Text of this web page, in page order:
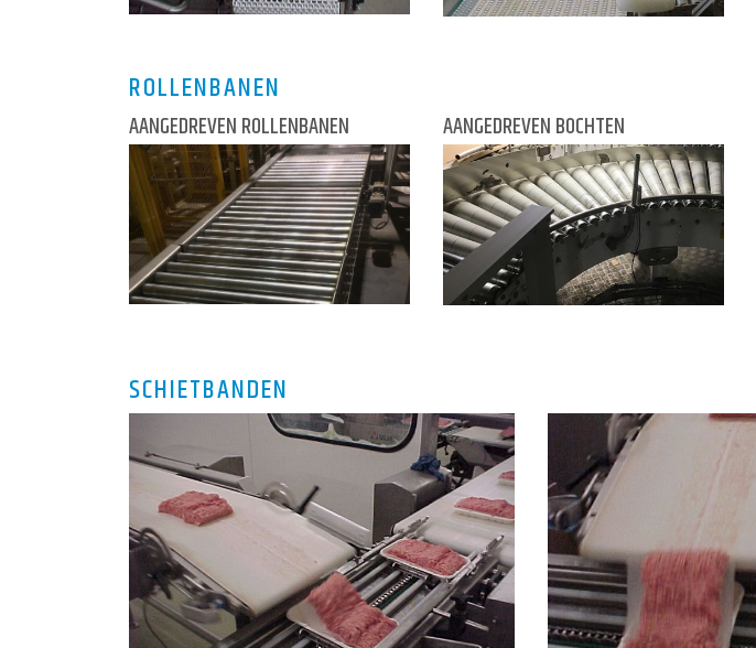
ROLLENBANEN
AANGEDREVEN ROLLENBANEN AANGEDREVEN BOCHTEN
SCHIETBANDEN